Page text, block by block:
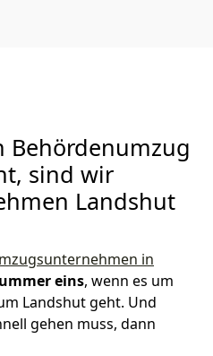
Behördenumzug
sind wir
Landshut
in
eins, wenn es um
Landshut geht. Und
gehen muss, dann